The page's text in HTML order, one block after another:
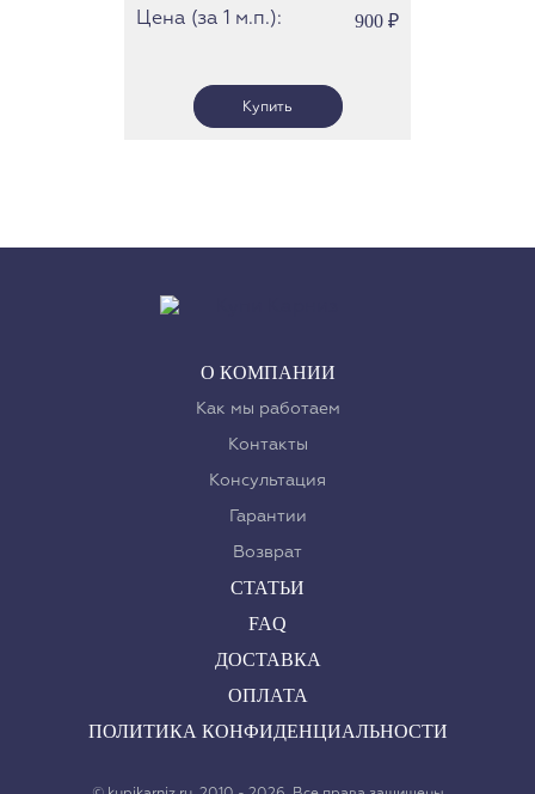
Цена (за 1 м.п.):
900 ₽
О КОМПАНИИ
Как мы работаем
Контакты
Консультация
Гарантии
Возврат
СТАТЬИ
FAQ
ДОСТАВКА
ОПЛАТА
ПОЛИТИКА КОНФИДЕНЦИАЛЬНОСТИ